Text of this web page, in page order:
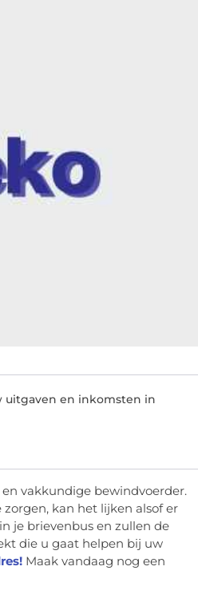
uitgaven en inkomsten in
vakkundige bewindvoerder.
kan het lijken alsof er
je brievenbus en zullen de
die u gaat helpen bij uw
Maak vandaag nog een